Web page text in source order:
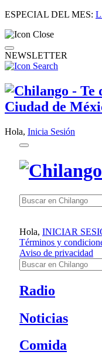
ESPECIAL DEL MES:
NEWSLETTER
Hola, Inicia Sesión
Hola, INICIAR
Términos y
Aviso de privacidad
Radio
Noticias
Comida